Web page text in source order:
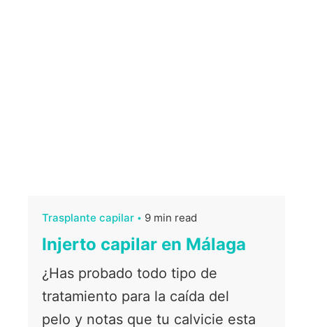
Trasplante capilar 9 min read
Injerto capilar en Málaga
¿Has probado todo tipo de
tratamiento para la caída del
pelo y notas que tu calvicie esta